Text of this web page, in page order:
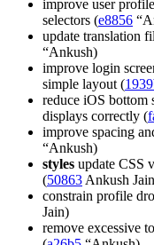
improve user
selectors (e8856
update translation
“Ankush)
improve login
simple layout (
reduce iOS bottom
displays correctly (
improve spacing
“Ankush)
styles update CSS
(50863Ankush
constrain profile
Jain)
remove excessive